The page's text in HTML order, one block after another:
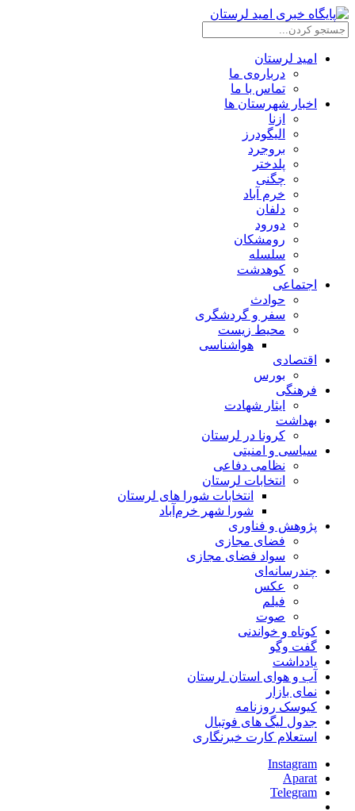
امید لرستان
درباره‌ی ما
تماس با ما
اخبار شهرستان ها
ازنا
الیگودرز
بروجرد
پلدختر
چگنی
خرم آباد
دلفان
دورود
رومشکان
سلسله
کوهدشت
اجتماعی
حوادث
سفر و گردشگری
محیط زیست
هواشناسی
اقتصادی
بورس
فرهنگی
ایثار شهادت
بهداشت
کرونا در لرستان
سیاسی و امنیتی
نظامی دفاعی
انتخابات لرستان
انتخابات شورا های لرستان
شورا شهر خرم‌آباد
پژوهش و فناوری
فضای مجازی
سواد فضای مجازی
چندرسانه‌ای
عكس
فیلم
صوت
کوتاه و خواندنی
گفت وگو
یادداشت
آب و هوای استان لرستان
نمای بازار
کیوسک روزنامه
جدول لیگ های فوتبال
استعلام کارت خبرنگاری
Instagram
Aparat
Telegram